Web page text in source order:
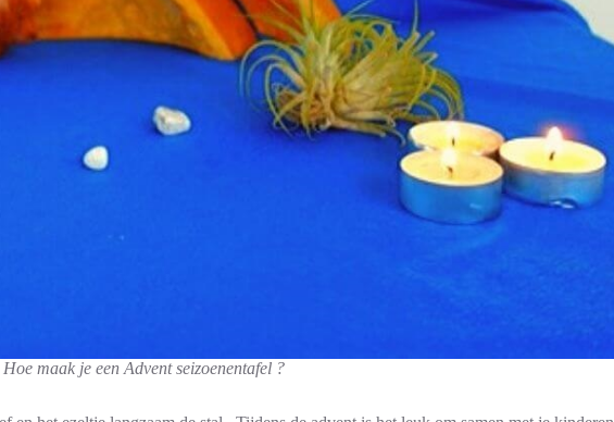
Hoe maak je een Advent seizoenentafel ?